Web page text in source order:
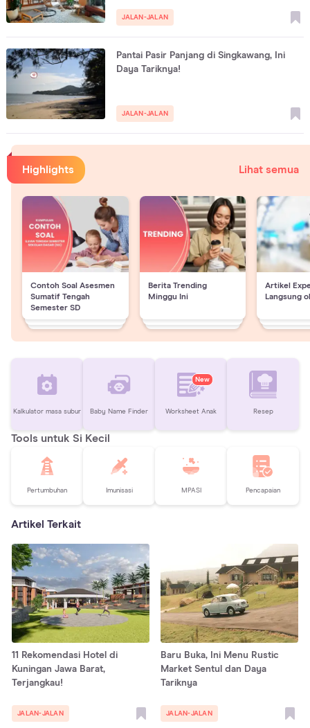
JALAN-JALAN
Pantai Pasir Panjang di Singkawang, Ini
Daya Tariknya!
JALAN-JALAN
Highlights Lihat semua
Contoh Soal Asesmen
Sumatif Tengah
Semester SD
Berita Trending
Minggu Ini
Artikel
Langsung
Kalkulator masa subur Baby Name Finder
New
Worksheet Anak Resep
Tools untuk Si Kecil
Pertumbuhan Imunisasi MPASI Pencapaian
Artikel Terkait
11 Rekomendasi Hotel di
Kuningan Jawa Barat,
Terjangkau!
JALAN-JALAN
Baru Buka, Ini Menu Rustic
Market Sentul dan Daya
Tariknya
JALAN-JALAN